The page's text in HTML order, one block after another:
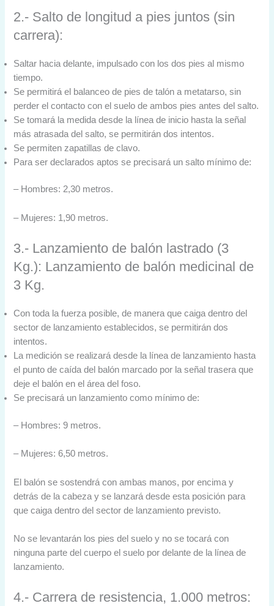
2.- Salto de longitud a pies juntos (sin
carrera):
Saltar hacia delante, impulsado con los dos pies al mismo
tiempo.
Se permitirá el balanceo de pies de talón a metatarso, sin
perder el contacto con el suelo de ambos pies antes del salto.
Se tomará la medida desde la línea de inicio hasta la señal
más atrasada del salto, se permitirán dos intentos.
Se permiten zapatillas de clavo.
Para ser declarados aptos se precisará un salto mínimo de:
– Hombres: 2,30 metros.
– Mujeres: 1,90 metros.
3.- Lanzamiento de balón lastrado (3
Kg.): Lanzamiento de balón medicinal de
3 Kg.
Con toda la fuerza posible, de manera que caiga dentro del
sector de lanzamiento establecidos, se permitirán dos
intentos.
La medición se realizará desde la línea de lanzamiento hasta
el punto de caída del balón marcado por la señal trasera que
deje el balón en el área del foso.
Se precisará un lanzamiento como mínimo de:
– Hombres: 9 metros.
– Mujeres: 6,50 metros.
El balón se sostendrá con ambas manos, por encima y
detrás de la cabeza y se lanzará desde esta posición para
que caiga dentro del sector de lanzamiento previsto.
No se levantarán los pies del suelo y no se tocará con
ninguna parte del cuerpo el suelo por delante de la línea de
lanzamiento.
4.- Carrera de resistencia, 1.000 metros: